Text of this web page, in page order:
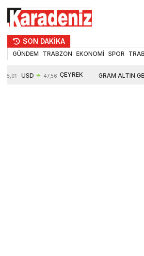
SON DAKİKA
GÜNDEM TRABZON EKONOMİ SPOR
55,01 USD 47,56 ÇEYREK GRAM ALTIN